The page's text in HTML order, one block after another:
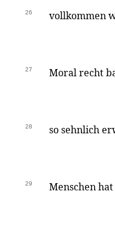
26 vollkommen
27 Moral recht
28 so sehnlich
29 Menschen